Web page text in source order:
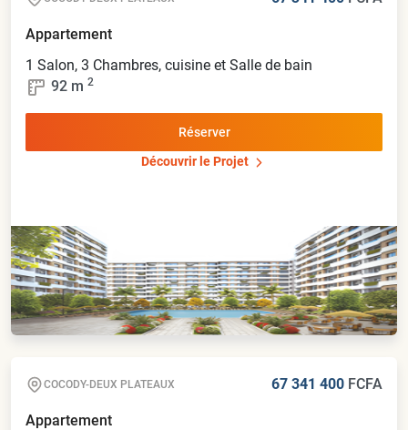
Appartement
1 Salon, 3 Chambres, cuisine et Salle de bain
92 m 2
Réserver
Découvrir le Projet
COCODY-DEUX PLATEAUX
Appartement
67 341 400 FCFA